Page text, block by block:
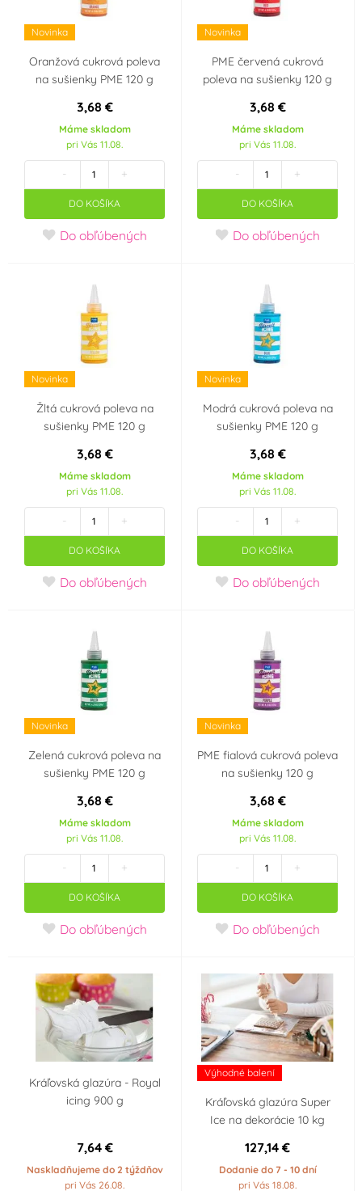
Novinka
Oranžová cukrová poleva
na sušienky PME 120 g
3,68 €
Máme skladom
pri Vás 11.08.
- +
DO KOŠÍKA
Do obľúbených
Novinka
PME červená cukrová
poleva na sušienky 120 g
3,68 €
Máme skladom
pri Vás 11.08.
- +
DO KOŠÍKA
Do obľúbených
Novinka
Žltá cukrová poleva na
sušienky PME 120 g
3,68 €
Máme skladom
pri Vás 11.08.
- +
DO KOŠÍKA
Do obľúbených
Novinka
Modrá cukrová poleva na
sušienky PME 120 g
3,68 €
Máme skladom
pri Vás 11.08.
- +
DO KOŠÍKA
Do obľúbených
Novinka
Zelená cukrová poleva na
sušienky PME 120 g
3,68 €
Máme skladom
pri Vás 11.08.
- +
DO KOŠÍKA
Do obľúbených
Novinka
PME fialová cukrová poleva
na sušienky 120 g
3,68 €
Máme skladom
pri Vás 11.08.
- +
DO KOŠÍKA
Do obľúbených
Kráľovská glazúra - Royal
icing 900 g
7,64 €
Naskladňujeme do 2 týždňov
pri Vás 26.08.
Výhodné balení
Kráľovská glazúra Super
Ice na dekorácie 10 kg
127,14 €
Dodanie do 7 - 10 dní
pri Vás 18.08.